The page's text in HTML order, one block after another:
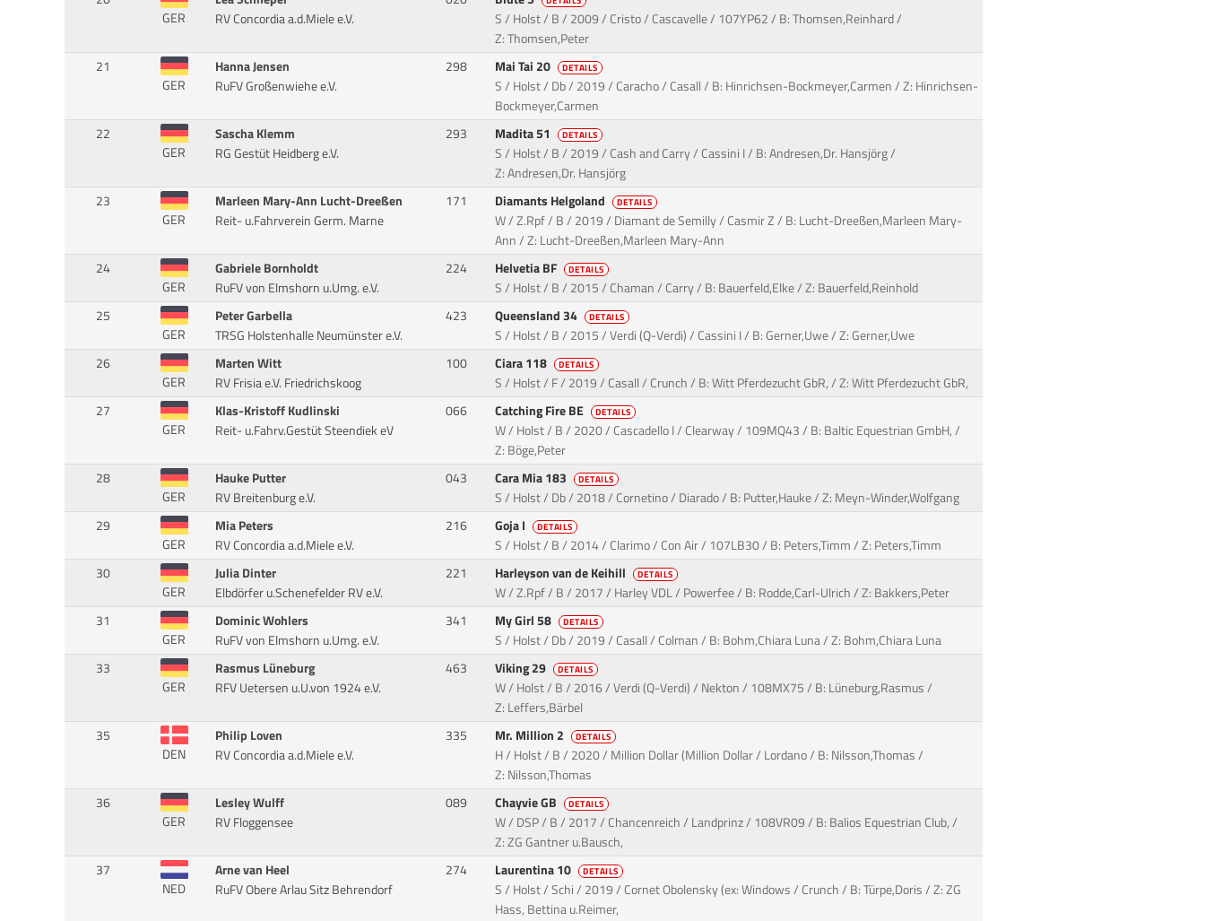
GER
RV Concordia a.d.Miele e.V.
S / Holst / B / 2009 / Cristo / Cascavelle / 107YP62 / B: Thomsen,Reinhard /
Z: Thomsen,Peter
21
GER
Hanna Jensen
RuFV Großenwiehe e.V.
298 Mai Tai 20 DETAILS
S / Holst / Db / 2019 / Caracho / Casall / B: Hinrichsen-Bockmeyer,Carmen / Z: Hinrichsen-
Bockmeyer,Carmen
22
GER
Sascha Klemm
RG Gestüt Heidberg e.V.
293 Madita 51 DETAILS
S / Holst / B / 2019 / Cash and Carry / Cassini I / B: Andresen,Dr. Hansjörg /
Z: Andresen,Dr. Hansjörg
23
GER
Marleen Mary-Ann Lucht-Dreeßen
Reit- u.Fahrverein Germ. Marne
171 Diamants Helgoland DETAILS
W / Z.Rpf / B / 2019 / Diamant de Semilly / Casmir Z / B: Lucht-Dreeßen,Marleen Mary-
Ann / Z: Lucht-Dreeßen,Marleen Mary-Ann
24
GER
Gabriele Bornholdt
RuFV von Elmshorn u.Umg. e.V.
224 Helvetia BF DETAILS
S / Holst / B / 2015 / Chaman / Carry / B: Bauerfeld,Elke / Z: Bauerfeld,Reinhold
25
GER
Peter Garbella
TRSG Holstenhalle Neumünster e.V.
423 Queensland 34 DETAILS
S / Holst / B / 2015 / Verdi (Q-Verdi) / Cassini I / B: Gerner,Uwe / Z: Gerner,Uwe
26
GER
Marten Witt
RV Frisia e.V. Friedrichskoog
100 Ciara 118 DETAILS
S / Holst / F / 2019 / Casall / Crunch / B: Witt Pferdezucht GbR, / Z: Witt Pferdezucht GbR,
27
GER
Klas-Kristoff Kudlinski
Reit- u.Fahrv.Gestüt Steendiek eV
066 Catching Fire BE DETAILS
W / Holst / B / 2020 / Cascadello I / Clearway / 109MQ43 / B: Baltic Equestrian GmbH, /
Z: Böge,Peter
28
GER
Hauke Putter
RV Breitenburg e.V.
043 Cara Mia 183 DETAILS
S / Holst / Db / 2018 / Cornetino / Diarado / B: Putter,Hauke / Z: Meyn-Winder,Wolfgang
29
GER
Mia Peters
RV Concordia a.d.Miele e.V.
216 Goja I DETAILS
S / Holst / B / 2014 / Clarimo / Con Air / 107LB30 / B: Peters,Timm / Z: Peters,Timm
30
GER
Julia Dinter
Elbdörfer u.Schenefelder RV e.V.
221 Harleyson van de Keihill DETAILS
W / Z.Rpf / B / 2017 / Harley VDL / Powerfee / B: Rodde,Carl-Ulrich / Z: Bakkers,Peter
31
GER
Dominic Wohlers
RuFV von Elmshorn u.Umg. e.V.
341 My Girl 58 DETAILS
S / Holst / Db / 2019 / Casall / Colman / B: Bohm,Chiara Luna / Z: Bohm,Chiara Luna
33
GER
Rasmus Lüneburg
RFV Uetersen u.U.von 1924 e.V.
463 Viking 29 DETAILS
W / Holst / B / 2016 / Verdi (Q-Verdi) / Nekton / 108MX75 / B: Lüneburg,Rasmus /
Z: Leffers,Bärbel
35
DEN
Philip Loven
RV Concordia a.d.Miele e.V.
335 Mr. Million 2 DETAILS
H / Holst / B / 2020 / Million Dollar (Million Dollar / Lordano / B: Nilsson,Thomas /
Z: Nilsson,Thomas
36
GER
Lesley Wulff
RV Floggensee
089 Chayvie GB DETAILS
W / DSP / B / 2017 / Chancenreich / Landprinz / 108VR09 / B: Balios Equestrian Club, /
Z: ZG Gantner u.Bausch,
37
NED
Arne van Heel
RuFV Obere Arlau Sitz Behrendorf
274 Laurentina 10 DETAILS
S / Holst / Schi / 2019 / Cornet Obolensky (ex: Windows / Crunch / B: Türpe,Doris / Z: ZG
Hass, Bettina u.Reimer,